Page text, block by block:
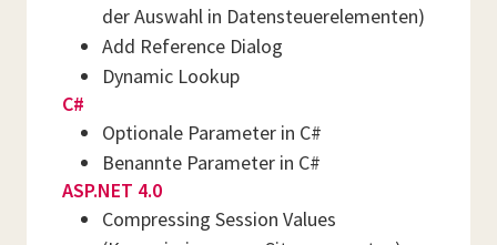
der Auswahl in Datensteuerelementen)
Add Reference Dialog
Dynamic Lookup
C#
Optionale Parameter in C#
Benannte Parameter in C#
ASP.NET 4.0
Compressing Session Values